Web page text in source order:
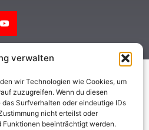
verwalten
wir Technologien wie Cookies, um
zuzugreifen. Wenn du diesen
Surfverhalten oder eindeutige IDs
nicht erteilst oder
beeinträchtigt werden.